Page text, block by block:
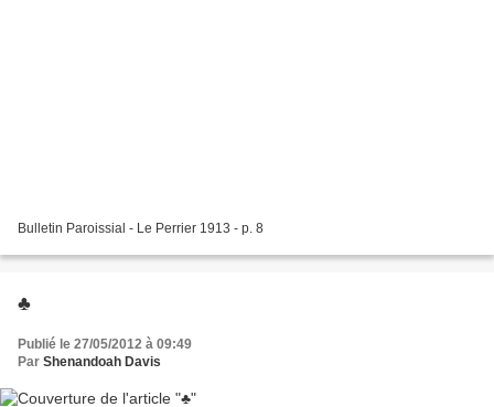
Bulletin Paroissial - Le Perrier 1913 - p. 8
♣
Publié le 27/05/2012 à 09:49
Par Shenandoah Davis